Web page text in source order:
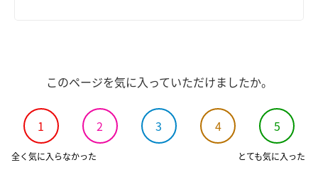
このページを気に入っていただけましたか。
1 2 3 4 5
全く気に入らなかった とても気に入った